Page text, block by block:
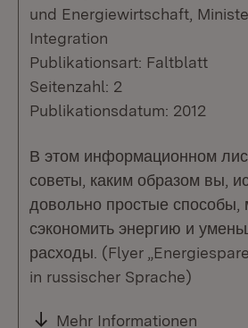
und Energiewirtschaft,
Integration
Publikationsart: Faltblatt
Seitenzahl: 2
Publikationsdatum: 2012
В этом информационном
советы, каким образом вы,
довольно простые способы,
сэкономить энергию и
расходы. (Flyer
in russischer Sprache)
Mehr Informationen